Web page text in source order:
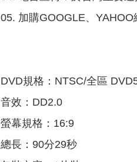
05. 加購GOOGLE、YAHOO
DVD規格：NTSC/全區
音效：DD2.0
螢幕規格：16:9
總長：90分29秒